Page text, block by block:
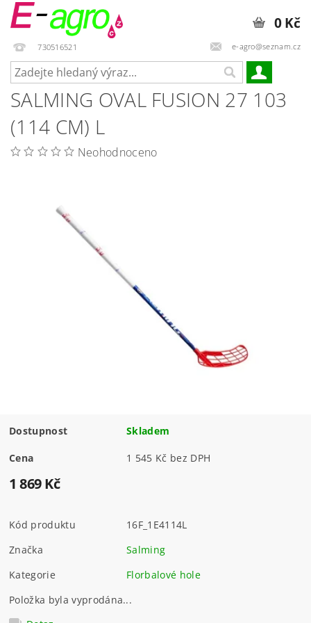
730516521 e-agro@seznam.cz
0 Kč
SALMING OVAL FUSION 27 103
(114 CM) L
Neohodnoceno
Dostupnost Skladem
Cena 1 545 Kč bez DPH
1 869 Kč
Kód produktu
16F_1E4114L
Značka
Salming
Kategorie
Florbalové hole
Položka byla vyprodána...